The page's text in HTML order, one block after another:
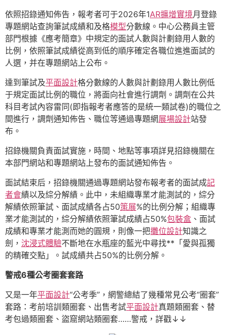
依照招錄通知佈告，報考者可于2026年1AR擴增實境月登錄
專題網站查詢筆試成績和及格模型分數線。中心公務員主管
部門根據《應考簡章》中規定的面試人數與計劃錄用人數的
比例，依照筆試成績從高到低的順序確定各職位進進面試的
人選，并在專題網站上公布。
達到筆試及平面設計格分數線的人數與計劃錄用人數比例低
于規定面試比例的職位，將面向社會進行調劑。調劑在公共
科目考試內容雷同(即指報考者應答的是統一類試卷)的職位之
間進行，調劑通知佈告、職位等通過專題網展場設計站發
布。
招錄機關負責面試實施，時間、地點等事項詳見招錄機關在
本部門網站和專題網站上發布的面試通知佈告。
面試結束后，招錄機關通過專題網站發布報考者的面試成記
者會績以及綜分解績。此中，未組織專業才能測試的，綜分
解績依照筆試、面試成績各占50策展%的比例分解；組織專
業才能測試的，綜分解績依照筆試成績占50%包裝盒 、面試
成績和專業才能測而她的圓規，則像一把攤位設計知識之
劍， 沈浸式體驗不斷地在水瓶座的藍光中尋找**「愛與孤獨
的精確交點」。試成績共占50%的比例分解。
警戒6種公考圈套套路
又是一年平面設計“公考季”，網警總結了幾種常見公考“圈套”
套路：考前培訓類圈套、出售考試平面設計真題類圈套、替
考包過類圈套、盜窟網站類圈套……警戒，詳戳↓↓